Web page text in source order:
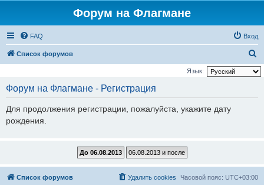
Форум на Флагмане
FAQ Вход
Список форумов
о
Язык:
Форум на Флагмане - Регистрация
Для продолжения регистрации, пожалуйста, укажите дату
рождения.
Список форумов Часовой пояс: UTC+03:00
Удалить cookies